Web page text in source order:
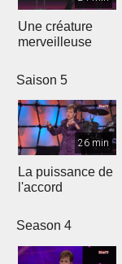
Une créature
merveilleuse
Saison 5
26 min
La puissance de
l'accord
Season 4